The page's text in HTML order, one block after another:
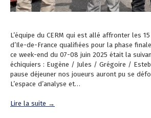
L’équipe du CERM qui est allé affronter les
d’Ile-de-France qualifiées pour la phase
ce week-end du 07-08 juin 2025 était la
échiquiers : Eugène / Jules / Grégoire /
pause déjeuner nos joueurs auront pu se
L’espace d’analyse et…
Lire la suite →